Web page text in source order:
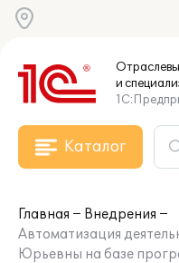
и
Каталог
Главная
Внедрения
Автоматизация
Юрьевны на базе